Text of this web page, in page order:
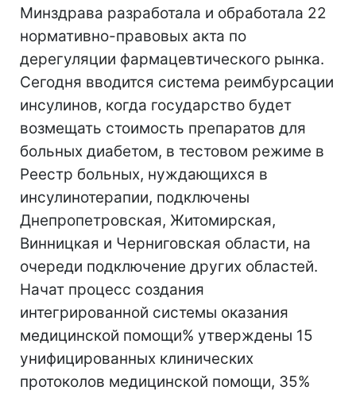
Минздрава разработала и обработала 22
нормативно-правовых акта по
дерегуляции фармацевтического рынка.
Сегодня вводится система реимбурсации
инсулинов, когда государство будет
возмещать стоимость препаратов для
больных диабетом, в тестовом режиме в
Реестр больных, нуждающихся в
инсулинотерапии, подключены
Днепропетровская, Житомирская,
Винницкая и Черниговская области, на
очереди подключение других областей.
Начат процесс создания
интегрированной системы оказания
медицинской помощи% утверждены 15
унифицированных клинических
протоколов медицинской помощи, 35%